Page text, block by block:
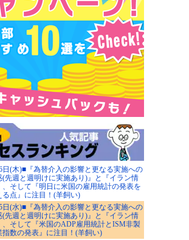
日(木)■『為替介入の影響と更なる実施への
(先週と週明けに実施あり)』と『イラン情
、そして『明日に米国の雇用統計の発表を
る点』に注目！(羊飼い)
日(水)■『為替介入の影響と更なる実施への
(先週と週明けに実施あり)』と『イラン情
、そして『米国のADP雇用統計とISM非製
指数の発表』に注目！(羊飼い)